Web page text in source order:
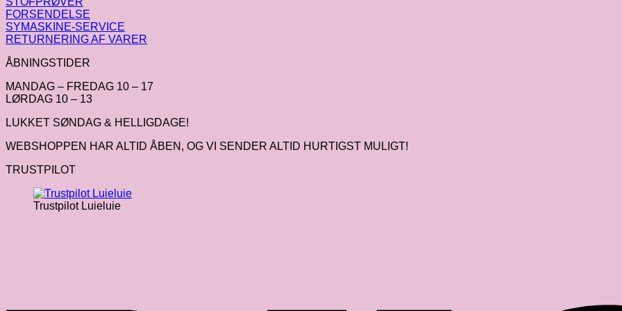
FORSENDELSE
SYMASKINE-SERVICE
RETURNERING AF VARER
ÅBNINGSTIDER
MANDAG – FREDAG 10 – 17
LØRDAG 10 – 13
LUKKET SØNDAG & HELLIGDAGE!
WEBSHOPPEN HAR ALTID ÅBEN, OG VI SENDER ALTID HURTIGST MULIGT!
TRUSTPILOT
Trustpilot Luieluie